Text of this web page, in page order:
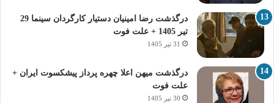
درگذشت رضا امینیان دستیار کارگردان سینما 29
تیر 1405 + علت فوت
31 تیر 1405
درگذشت میهن اعلا چهره پرداز پیشکسوت ایران +
علت فوت
30 تیر 1405